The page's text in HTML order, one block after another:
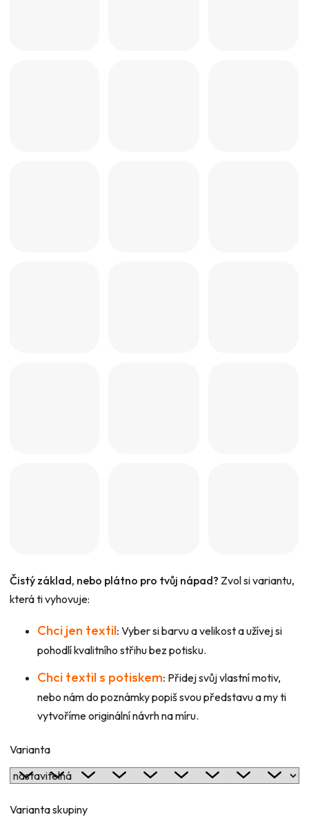
Čistý základ, nebo plátno pro tvůj nápad? Zvol si variantu,
která ti vyhovuje:
Chci jen textil: Vyber si barvu a velikost a užívej si
pohodlí kvalitního střihu bez potisku.
Chci textil s potiskem: Přidej svůj vlastní motiv,
nebo nám do poznámky popiš svou představu a my ti
vytvoříme originální návrh na míru.
Varianta
Varianta skupiny